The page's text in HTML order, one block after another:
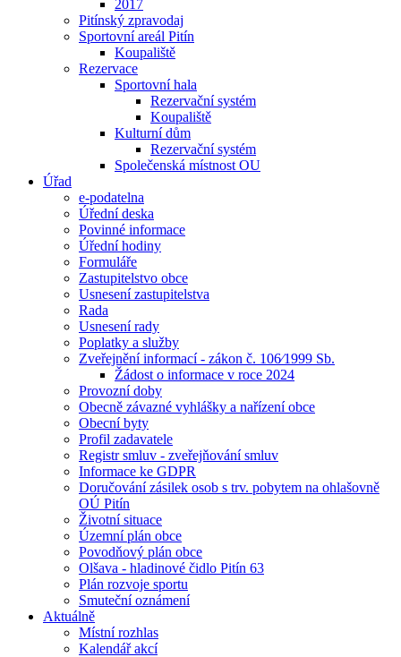
2017
Pitínský zpravodaj
Sportovní areál Pitín
Koupaliště
Rezervace
Sportovní hala
Rezervační systém
Koupaliště
Kulturní dům
Rezervační systém
Společenská místnost OU
Úřad
e-podatelna
Úřední deska
Povinné informace
Úřední hodiny
Formuláře
Zastupitelstvo obce
Usnesení zastupitelstva
Rada
Usnesení rady
Poplatky a služby
Zveřejnění informací - zákon č. 106⁄1999 Sb.
Žádost o informace v roce 2024
Provozní doby
Obecně závazné vyhlášky a nařízení obce
Obecní byty
Profil zadavatele
Registr smluv - zveřejňování smluv
Informace ke GDPR
Doručování zásilek osob s trv. pobytem na ohlašovně
OÚ Pitín
Životní situace
Územní plán obce
Povodňový plán obce
Olšava - hladinové čidlo Pitín 63
Plán rozvoje sportu
Smuteční oznámení
Aktuálně
Místní rozhlas
Kalendář akcí